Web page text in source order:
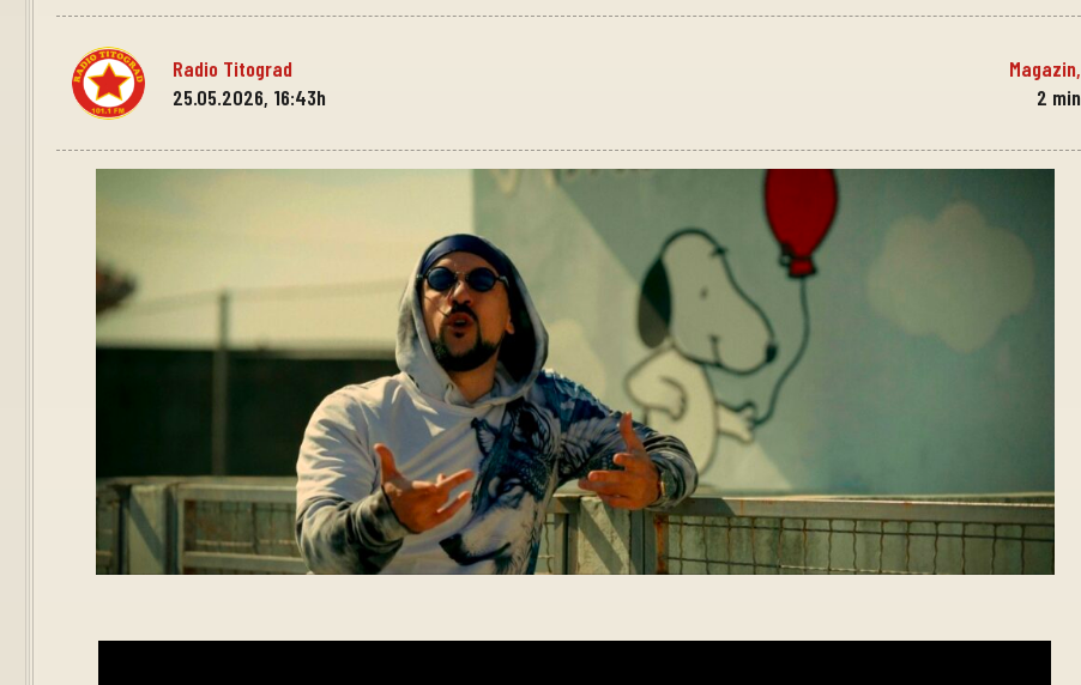
Radio Titograd Magazin,
25.05.2026, 16:43h
2 min